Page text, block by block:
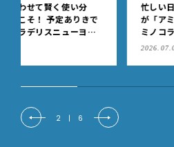
忙しい日々を過ごす辻元 舞さん
が「アミコラ」デビュー！「ア
ミノコラーゲン」で叶える生き
生き、うるおいのある毎日へ
2 | 6